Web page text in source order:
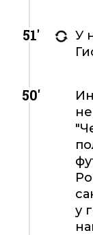
51'
У
50'
у